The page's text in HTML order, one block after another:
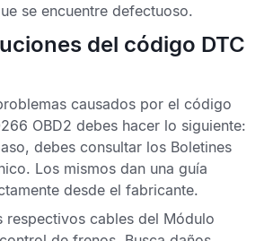
se encuentre defectuoso.
del código DTC
causados por el código
OBD2 debes hacer lo siguiente:
debes consultar los Boletines
Los mismos dan una guía
desde el fabricante.
respectivos cables del Módulo